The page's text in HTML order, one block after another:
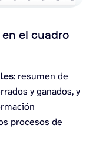
el cuadro
: resumen de
y ganados, y
procesos de